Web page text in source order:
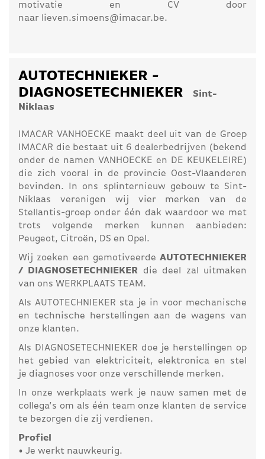
motivatie en CV door
naar lieven.simoens@imacar.be.
AUTOTECHNIEKER -
DIAGNOSETECHNIEKER
Sint-
Niklaas
IMACAR VANHOECKE maakt deel uit van de Groep
IMACAR die bestaat uit 6 dealerbedrijven (bekend
onder de namen VANHOECKE en DE KEUKELEIRE)
die zich vooral in de provincie Oost-Vlaanderen
bevinden. In ons splinternieuw gebouw te Sint-
Niklaas verenigen wij vier merken van de
Stellantis-groep onder één dak waardoor we met
trots volgende merken kunnen aanbieden:
Peugeot, Citroën, DS en Opel.
Wij zoeken een gemotiveerde AUTOTECHNIEKER
/ DIAGNOSETECHNIEKER die deel zal uitmaken
van ons WERKPLAATS TEAM.
Als AUTOTECHNIEKER sta je in voor mechanische
en technische herstellingen aan de wagens van
onze klanten.
Als DIAGNOSETECHNIEKER doe je herstellingen op
het gebied van elektriciteit, elektronica en stel
je diagnoses voor onze verschillende merken.
In onze werkplaats werk je nauw samen met de
collega’s om als één team onze klanten de service
te bezorgen die zij verdienen.
Profiel
• Je werkt nauwkeurig.